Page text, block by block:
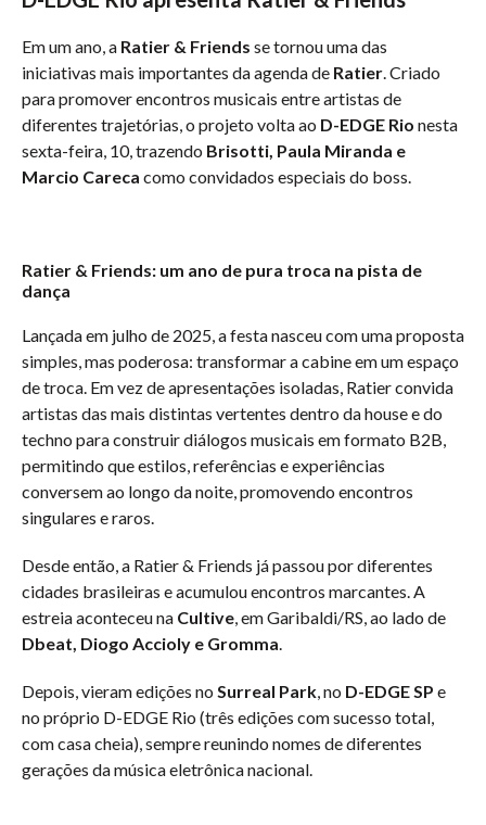
Em um ano, a Ratier & Friends se tornou uma das
iniciativas mais importantes da agenda de Ratier. Criado
para promover encontros musicais entre artistas de
diferentes trajetórias, o projeto volta ao D-EDGE Rio nesta
sexta-feira, 10, trazendo Brisotti, Paula Miranda e
Marcio Careca como convidados especiais do boss.
Ratier & Friends: um ano de pura troca na pista de
dança
Lançada em julho de 2025, a festa nasceu com uma proposta
simples, mas poderosa: transformar a cabine em um espaço
de troca. Em vez de apresentações isoladas, Ratier convida
artistas das mais distintas vertentes dentro da house e do
techno para construir diálogos musicais em formato B2B,
permitindo que estilos, referências e experiências
conversem ao longo da noite, promovendo encontros
singulares e raros.
Desde então, a Ratier & Friends já passou por diferentes
cidades brasileiras e acumulou encontros marcantes. A
estreia aconteceu na Cultive, em Garibaldi/RS, ao lado de
Dbeat, Diogo Accioly e Gromma.
Depois, vieram edições no Surreal Park, no D-EDGE SP e
no próprio D-EDGE Rio (três edições com sucesso total,
com casa cheia), sempre reunindo nomes de diferentes
gerações da música eletrônica nacional.